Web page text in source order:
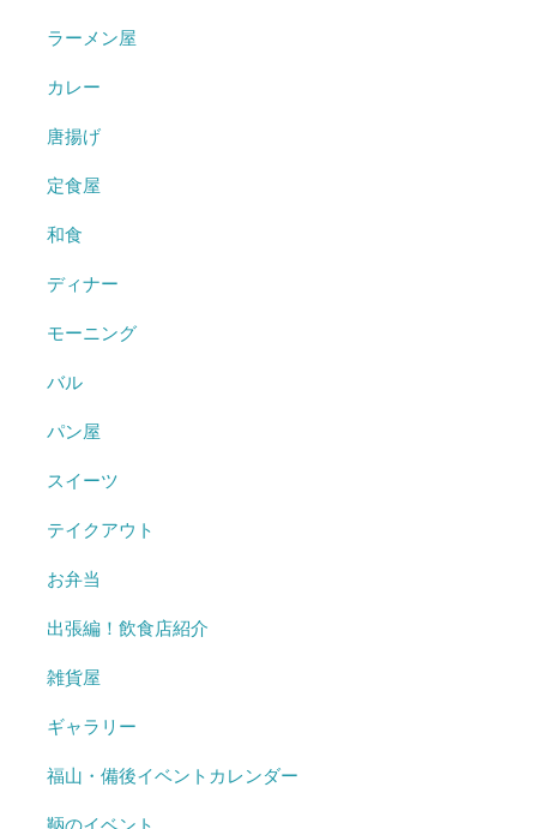
ラーメン屋
カレー
唐揚げ
定食屋
和食
ディナー
モーニング
バル
パン屋
スイーツ
テイクアウト
お弁当
出張編！飲食店紹介
雑貨屋
ギャラリー
福山・備後イベントカレンダー
鞆のイベント